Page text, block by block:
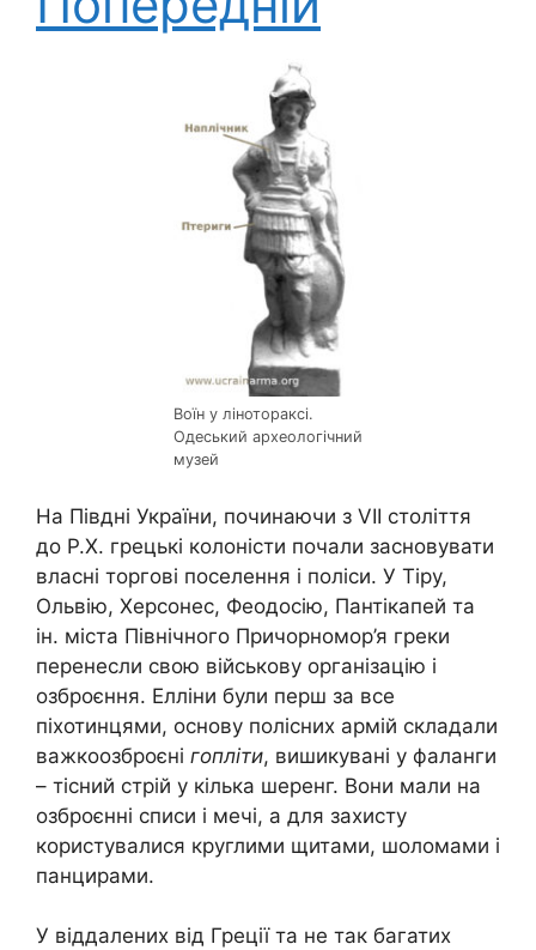
Воїн у лінотораксі.
Одеський археологічний
музей
На Півдні України, починаючи з VII століття
до Р.Х. грецькі колоністи почали засновувати
власні торгові поселення і поліси. У Тіру,
Ольвію, Херсонес, Феодосію, Пантікапей та
ін. міста Північного Причорномор’я греки
перенесли свою військову організацію і
озброєння. Елліни були перш за все
піхотинцями, основу полісних армій складали
важкоозброєні гопліти, вишикувані у фаланги
– тісний стрій у кілька шеренг. Вони мали на
озброєнні списи і мечі, а для захисту
користувалися круглими щитами, шоломами і
панцирами.
У віддалених від Греції та не так багатих